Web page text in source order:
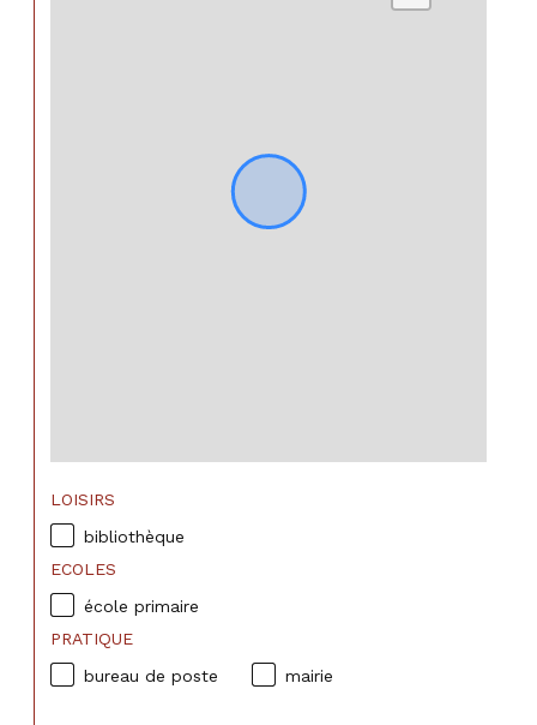
LOISIRS
bibliothèque
ECOLES
école primaire
PRATIQUE
bureau de poste
mairie